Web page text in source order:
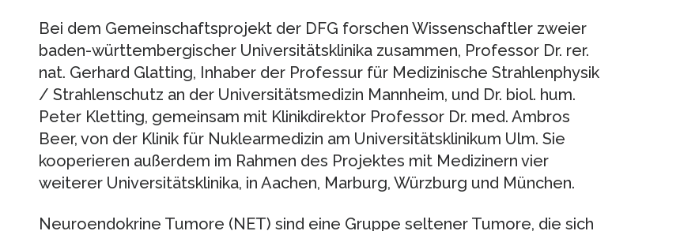
Bei dem Gemeinschaftsprojekt der DFG forschen Wissenschaftler zweier
baden-württembergischer Universitätsklinika zusammen, Professor Dr. rer.
nat. Gerhard Glatting, Inhaber der Professur für Medizinische Strahlenphysik
/ Strahlenschutz an der Universitätsmedizin Mannheim, und Dr. biol. hum.
Peter Kletting, gemeinsam mit Klinikdirektor Professor Dr. med. Ambros
Beer, von der Klinik für Nuklearmedizin am Universitätsklinikum Ulm. Sie
kooperieren außerdem im Rahmen des Projektes mit Medizinern vier
weiterer Universitätsklinika, in Aachen, Marburg, Würzburg und München.
Neuroendokrine Tumore (NET) sind eine Gruppe seltener Tumore, die sich